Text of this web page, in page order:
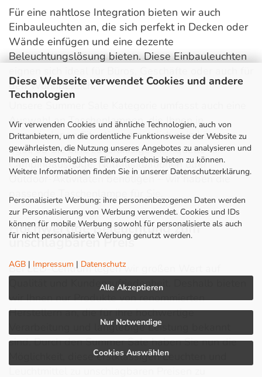
Diese Webseite verwendet Cookies und andere
Technologien
Wir verwenden Cookies und ähnliche Technologien, auch von
Drittanbietern, um die ordentliche Funktionsweise der Website zu
gewährleisten, die Nutzung unseres Angebotes zu analysieren und
Ihnen ein bestmögliches Einkaufserlebnis bieten zu können.
Weitere Informationen finden Sie in unserer Datenschutzerklärung.
Personalisierte Werbung: ihre personenbezogenen Daten werden
zur Personalisierung von Werbung verwendet. Cookies und IDs
können für mobile Werbung sowohl für personalisierte als auch
für nicht personalisierte Werbung genutzt werden.
AGB | Impressum | Datenschutz
Alle Akzeptieren
Nur Notwendige
Cookies Auswählen
Für eine nahtlose Integration bieten wir auch
Einbauleuchten an, die sich perfekt in Decken oder
Wände einfügen und eine dezente
Beleuchtungslösung bieten. Diese Einbauleuchten
den Wohnbereich.
Auswahl an Taschenlampen, die Ihnen in
verschiedenen Situationen nützlich sein können.
Egal, ob Sie eine zuverlässige Lichtquelle für
Campingausflüge, Notfallsituationen oder
Outdoor-Aktivitäten benötigen – wir haben die
passende Taschenlampe für Sie.
Hochwertige Beleuchtung zum
unschlagbaren Preis
Bei LED-Centrum legen wir großen Wert auf
Qualität und Kundenzufriedenheit. Deshalb bieten
wir Ihnen nur Produkte von renommierten
Herstellern an, die für ihre hochwertige
Verarbeitung und langlebige Leistung bekannt
sind. Durch den Summer Sale haben Sie nun die
Möglichkeit, diese erstklassigen Leuchten und